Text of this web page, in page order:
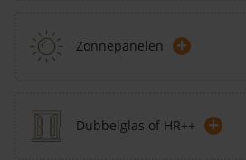
Zonnepanelen +
Dubbelglas of HR++ +